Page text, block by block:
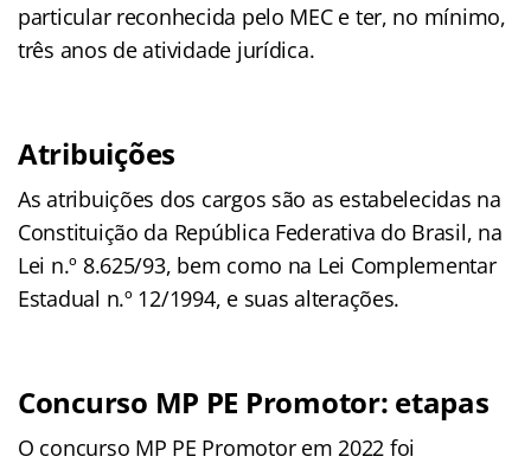
particular reconhecida pelo MEC e ter, no mínimo,
três anos de atividade jurídica.
Atribuições
As atribuições dos cargos são as estabelecidas na
Constituição da República Federativa do Brasil, na
Lei n.º 8.625/93, bem como na Lei Complementar
Estadual n.º 12/1994, e suas alterações.
Concurso MP PE Promotor: etapas
O concurso MP PE Promotor em 2022 foi